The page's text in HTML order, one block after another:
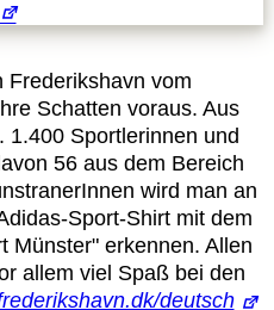
Frederikshavn vom
Schatten voraus. Aus
1.400 Sportlerinnen und
56 aus dem Bereich
wird man an
Sport-Shirt mit dem
Münster" erkennen. Allen
allem viel Spaß bei den
deutsch